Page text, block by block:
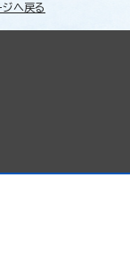
ジへ戻る